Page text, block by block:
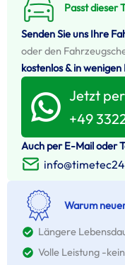
Passt dieser
Senden Sie uns Ihre
oder den
kostenlos & in
Jetzt
+49
Auch per E-Mail oder
Warum
Längere
Volle Leistung -